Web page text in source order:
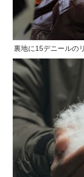
裏地に15デニールの